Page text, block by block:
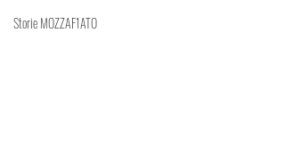
Storie MOZZAF1ATO